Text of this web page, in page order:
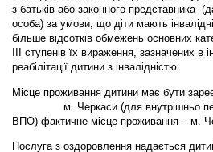
з батьків або законного представника
особа) за умови, що діти мають
більше відсотків обмежень основних
III ступенів їх вираження, зазначених в
реабілітації дитини з інвалідністю.
Місце проживання дитини має бути
м. Черкаси (для внутрішньо
ВПО) фактичне місце проживання – м.
Послуга з оздоровлення надається